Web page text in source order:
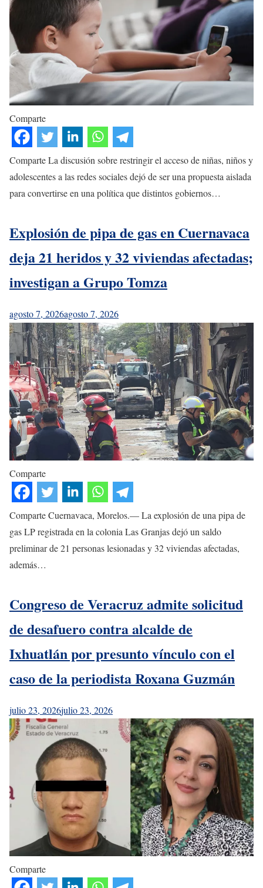
Comparte
Comparte La discusión sobre restringir el acceso de niñas, niños y
adolescentes a las redes sociales dejó de ser una propuesta aislada
para convertirse en una política que distintos gobiernos…
Explosión de pipa de gas en Cuernavaca
deja 21 heridos y 32 viviendas afectadas;
investigan a Grupo Tomza
agosto 7, 2026agosto 7, 2026
Comparte
Comparte Cuernavaca, Morelos.— La explosión de una pipa de
gas LP registrada en la colonia Las Granjas dejó un saldo
preliminar de 21 personas lesionadas y 32 viviendas afectadas,
además…
Congreso de Veracruz admite solicitud
de desafuero contra alcalde de
Ixhuatlán por presunto vínculo con el
caso de la periodista Roxana Guzmán
julio 23, 2026julio 23, 2026
Comparte